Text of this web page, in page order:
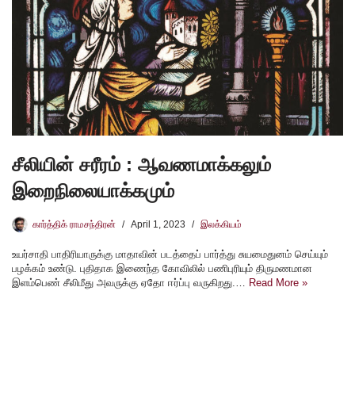
சீலியின் சரீரம் : ஆவணமாக்கலும்
இறைநிலையாக்கமும்
கார்த்திக் ராமசந்திரன் April 1, 2023 இலக்கியம்
உயர்சாதி பாதிரியாருக்கு மாதாவின் படத்தைப் பார்த்து சுயமைதுனம் செய்யும்
பழக்கம் உண்டு. புதிதாக இணைந்த கோவிலில் பணிபுரியும் திருமணமான
இளம்பெண் சீலிமீது அவருக்கு ஏதோ ஈர்ப்பு வருகிறது.…
Read More »